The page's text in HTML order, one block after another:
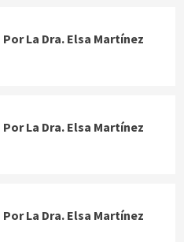
Por La Dra. Elsa Martínez
Por La Dra. Elsa Martínez
Por La Dra. Elsa Martínez